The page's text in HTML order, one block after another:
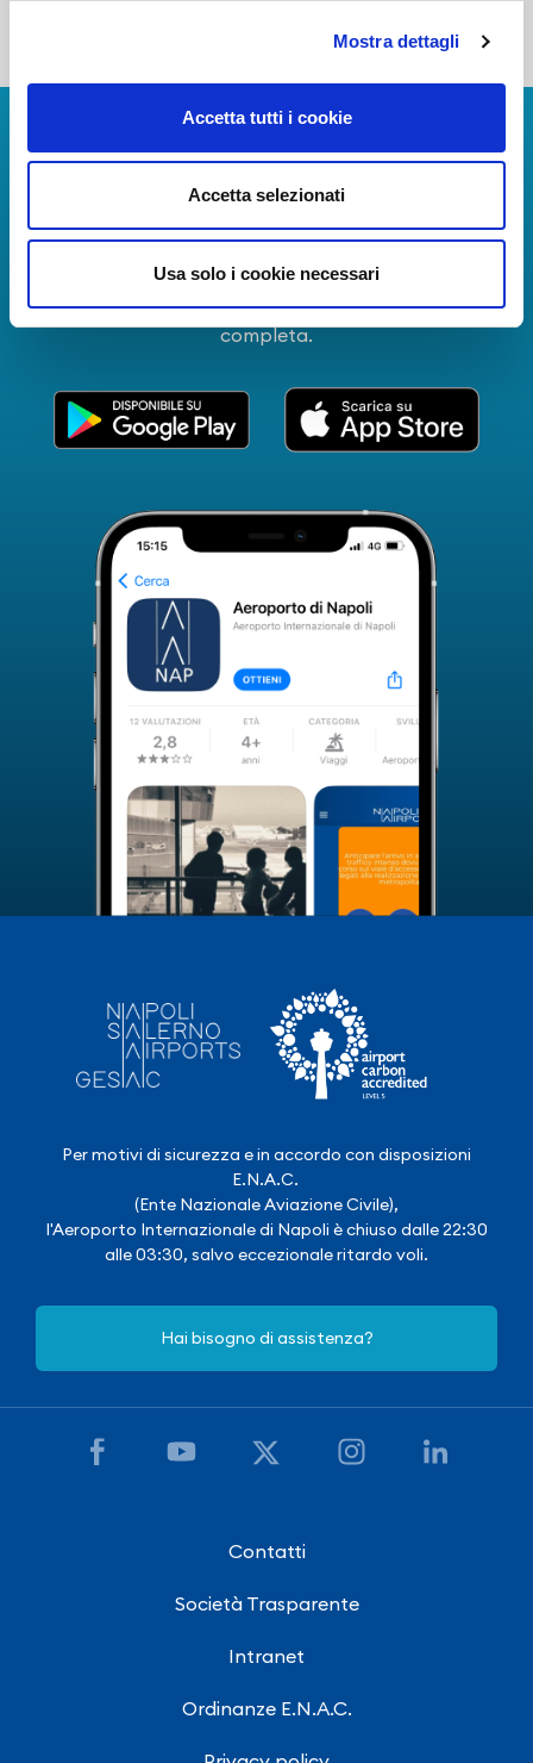
Mostra dettagli
Accetta tutti i cookie
Accetta selezionati
Usa solo i cookie necessari
Scarica App
La Guida dei Servizi dell'Aeroporto Internazionale di
Informazioni in tempo reale sui voli, tutti i servizi e i
numeri utili per rendere la tua esperienza
all'Aeroporto di Napoli ancora più coinvolgente e
completa.
Per motivi di sicurezza e in accordo con disposizioni
E.N.A.C.
(Ente Nazionale Aviazione Civile),
l'Aeroporto Internazionale di Napoli è chiuso dalle 22:30
alle 03:30, salvo eccezionale ritardo voli.
Hai bisogno di assistenza?
Contatti
Società Trasparente
Intranet
Ordinanze E.N.A.C.